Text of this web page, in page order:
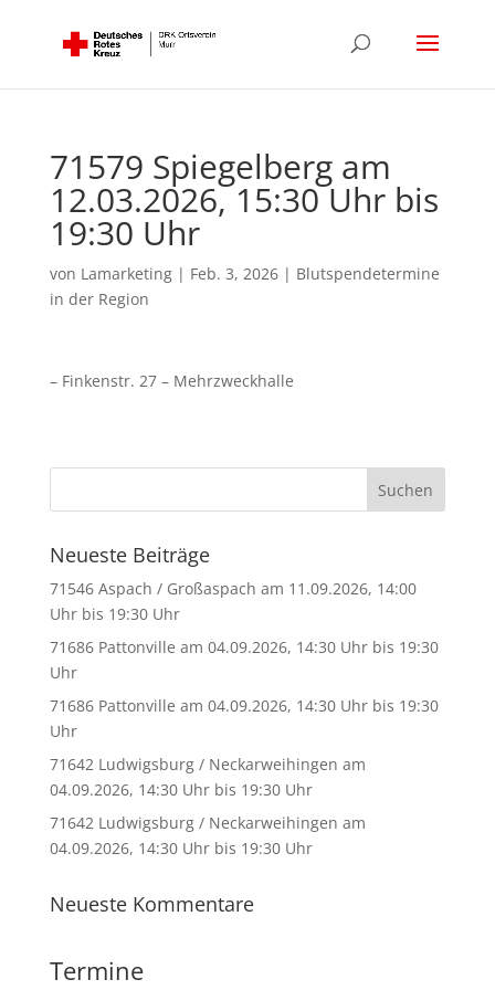
71579 Spiegelberg am
12.03.2026, 15:30 Uhr bis
19:30 Uhr
von Lamarketing| Feb. 3, 2026| Blutspendetermine
in der Region
– Finkenstr. 27 – Mehrzweckhalle
Neueste Beiträge
71546 Aspach / Großaspach am 11.09.2026, 14:00
Uhr bis 19:30 Uhr
71686 Pattonville am 04.09.2026, 14:30 Uhr bis 19:30
Uhr
71686 Pattonville am 04.09.2026, 14:30 Uhr bis 19:30
Uhr
71642 Ludwigsburg / Neckarweihingen am
04.09.2026, 14:30 Uhr bis 19:30 Uhr
71642 Ludwigsburg / Neckarweihingen am
04.09.2026, 14:30 Uhr bis 19:30 Uhr
Neueste Kommentare
Termine